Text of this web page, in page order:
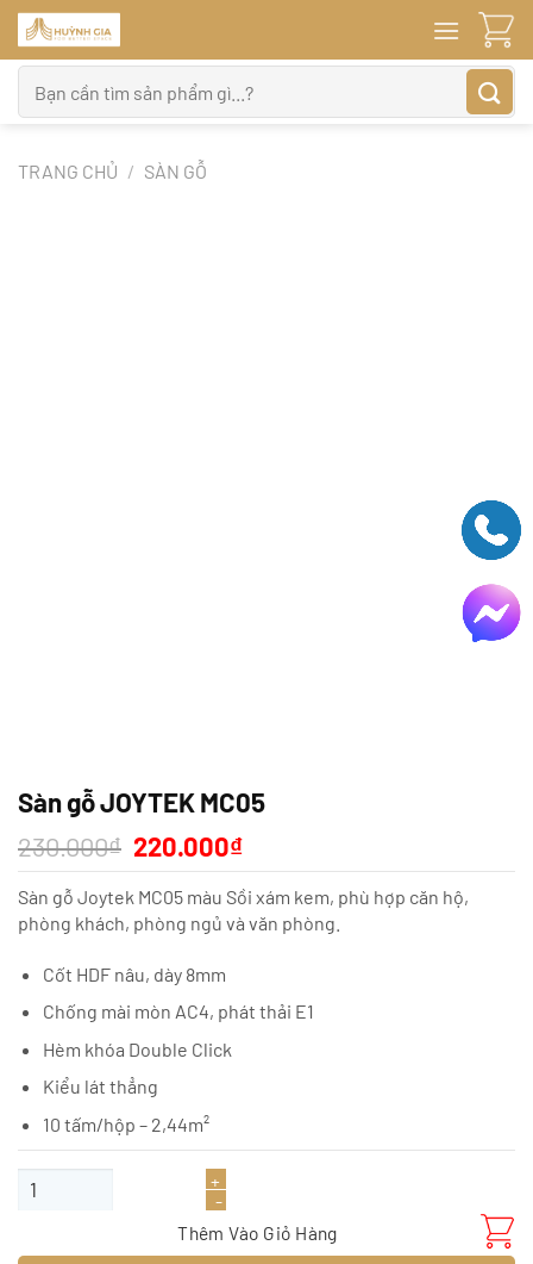
Bỏ
qua
nội
dung
kiếm:
TRANG CHỦ / SÀN GỖ
Sàn gỗ JOYTEK MC05
230.000₫ Giá
gốc
là:
230.000₫.
220.000₫Giá
hiện
tại
là:
220.000₫.
Sàn gỗ Joytek MC05 màu Sồi xám kem, phù hợp căn hộ,
phòng khách, phòng ngủ và văn phòng.
Cốt HDF nâu, dày 8mm
Chống mài mòn AC4, phát thải E1
Hèm khóa Double Click
Kiểu lát thẳng
10 tấm/hộp – 2,44m²
Sàn gỗ JOYTEK MC05 số lượng
Thêm Vào Giỏ Hàng